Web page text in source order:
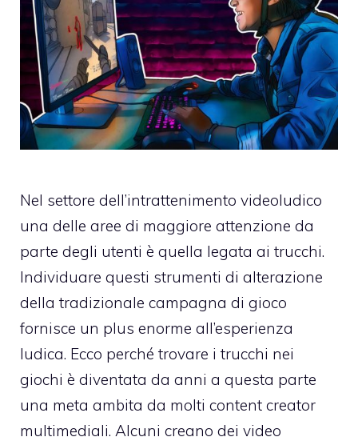
Nel settore dell’intrattenimento videoludico
una delle aree di maggiore attenzione da
parte degli utenti è quella legata ai trucchi.
Individuare questi strumenti di alterazione
della tradizionale campagna di gioco
fornisce un plus enorme all’esperienza
ludica. Ecco perché trovare i trucchi nei
giochi è diventata da anni a questa parte
una meta ambita da molti content creator
multimediali. Alcuni creano dei video